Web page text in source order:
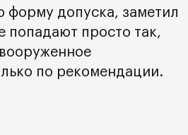
форму допуска, заметил
попадают просто так,
по рекомендации.